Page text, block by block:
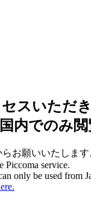
スいただ
内でのみ閲
らお願いいたします
Piccoma service.
only be used from